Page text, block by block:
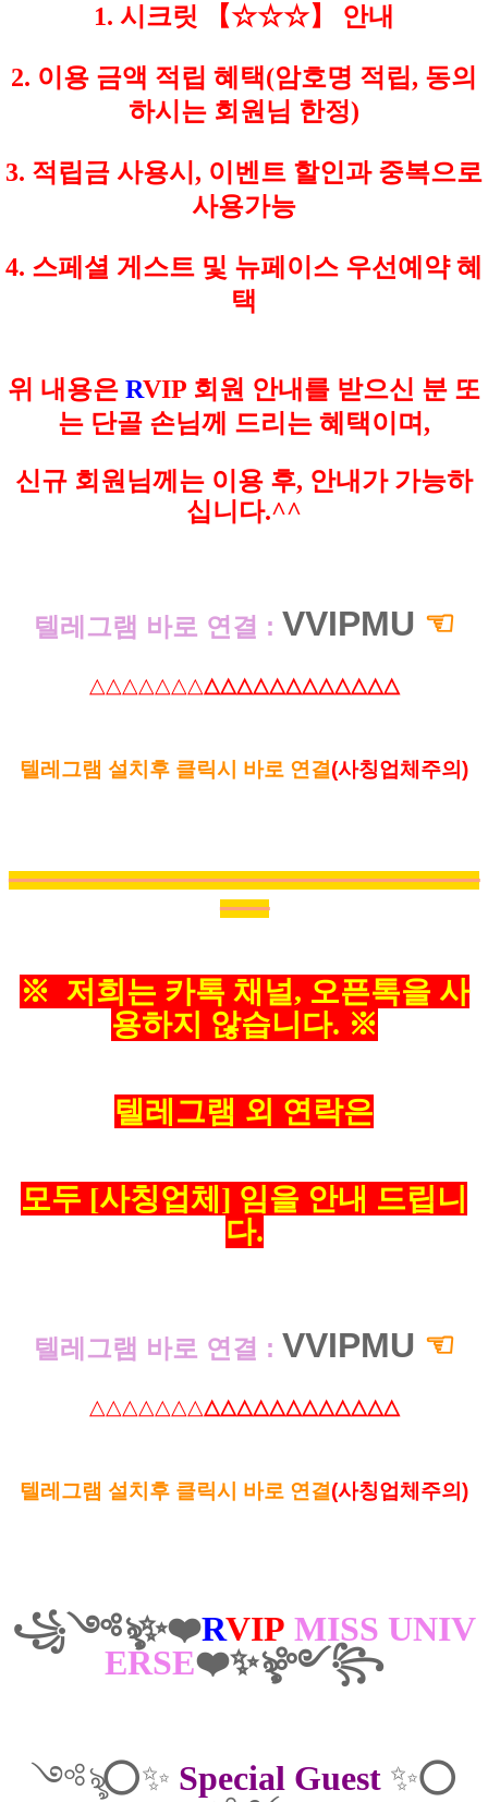
1. 시크릿 【☆☆☆】 안내
2. 이용 금액 적립 혜택(암호명 적립, 동의
하시는 회원님 한정)
3. 적립금 사용시, 이벤트 할인과 중복으로
사용가능
4. 스페셜 게스트 및 뉴페이스 우선예약 혜
택
위 내용은 RVIP 회원 안내를 받으신 분 또
는 단골 손님께 드리는 혜택이며,
신규 회원님께는 이용 후, 안내가 가능하
십니다.^^
텔레그램 바로 연결 : VVIPMU ☜
△△△△△△△△△△△△△△△△△△△
텔레그램 설치후 클릭시 바로 연결(사칭업체주의)
━━━━━━━━━━━━━━━━━━━━━━━━━━━━━━━━━━━━━━━━━━━━━━━━
━━━━━
※ 저희는 카톡 채널, 오픈톡을 사
용하지 않습니다. ※
텔레그램 외 연락은
모두 [사칭업체] 임을 안내 드립니
다.
텔레그램 바로 연결 : VVIPMU ☜
△△△△△△△△△△△△△△△△△△△
텔레그램 설치후 클릭시 바로 연결(사칭업체주의)
꧁༺ৡ✨❤️RVIP MISS UNIV
ERSE❤️✨ৡ༻꧂
༺ৡ⭕✨ Special Guest ✨⭕